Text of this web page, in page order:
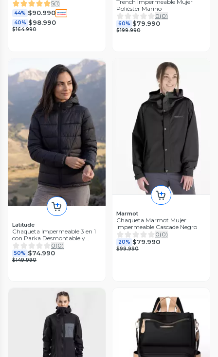
5(1)
44% $90.990
40% $98.990
$164.990
Trench Impermeable Mujer
Poliéster Marino
0(0)
60% $79.990
$199.990
Latitude
Chaqueta Impermeable 3 en 1
con Parka Desmontable y
Térmica
0(0)
50% $74.990
$149.990
Marmot
Chaqueta Marmot Mujer
Impermeable Cascade Negro
0(0)
20% $79.990
$99.990